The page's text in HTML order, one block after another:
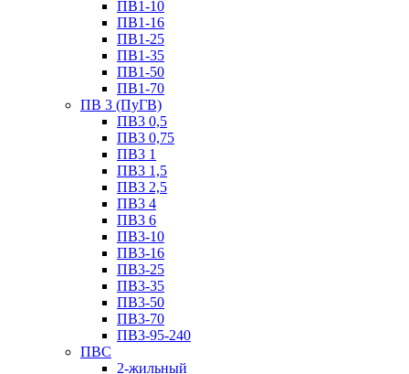
ПВ1-10
ПВ1-16
ПВ1-25
ПВ1-35
ПВ1-50
ПВ1-70
ПВ 3 (ПуГВ)
ПВ3 0,5
ПВ3 0,75
ПВ3 1
ПВ3 1,5
ПВ3 2,5
ПВ3 4
ПВ3 6
ПВ3-10
ПВ3-16
ПВ3-25
ПВ3-35
ПВ3-50
ПВ3-70
ПВ3-95-240
ПВС
2-жильный